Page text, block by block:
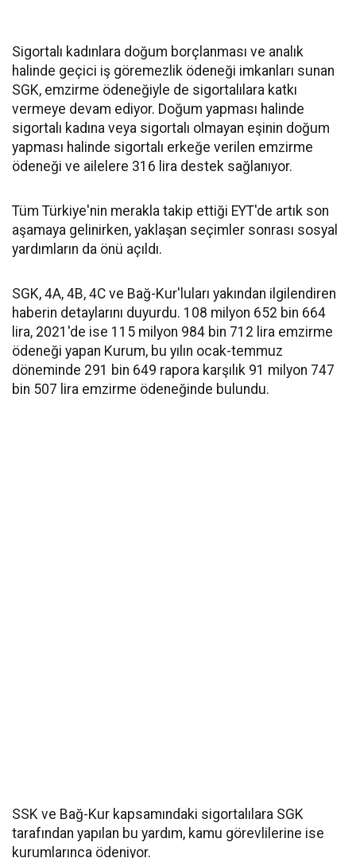
Sigortalı kadınlara doğum borçlanması ve analık
halinde geçici iş göremezlik ödeneği imkanları sunan
SGK, emzirme ödeneğiyle de sigortalılara katkı
vermeye devam ediyor. Doğum yapması halinde
sigortalı kadına veya sigortalı olmayan eşinin doğum
yapması halinde sigortalı erkeğe verilen emzirme
ödeneği ve ailelere 316 lira destek sağlanıyor.
Tüm Türkiye'nin merakla takip ettiği EYT'de artık son
aşamaya gelinirken, yaklaşan seçimler sonrası sosyal
yardımların da önü açıldı.
SGK, 4A, 4B, 4C ve Bağ-Kur'luları yakından ilgilendiren
haberin detaylarını duyurdu. 108 milyon 652 bin 664
lira, 2021'de ise 115 milyon 984 bin 712 lira emzirme
ödeneği yapan Kurum, bu yılın ocak-temmuz
döneminde 291 bin 649 rapora karşılık 91 milyon 747
bin 507 lira emzirme ödeneğinde bulundu.
SSK ve Bağ-Kur kapsamındaki sigortalılara SGK
tarafından yapılan bu yardım, kamu görevlilerine ise
kurumlarınca ödeniyor.